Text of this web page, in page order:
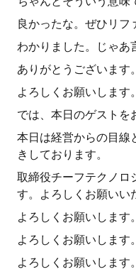
良かったな。ぜひリフ
わかりました。じゃあ
ありがとうございます。
よろしくお願いします。
では、本日のゲストを
本日は経営からの目線
きしております。
取締役チーフテクノロ
す。よろしくお願いい
よろしくお願いします
よろしくお願いします。
よろしくお願いします。